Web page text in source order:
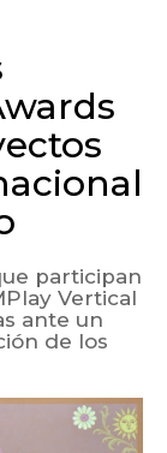
participan
Vertical
ante un
de los